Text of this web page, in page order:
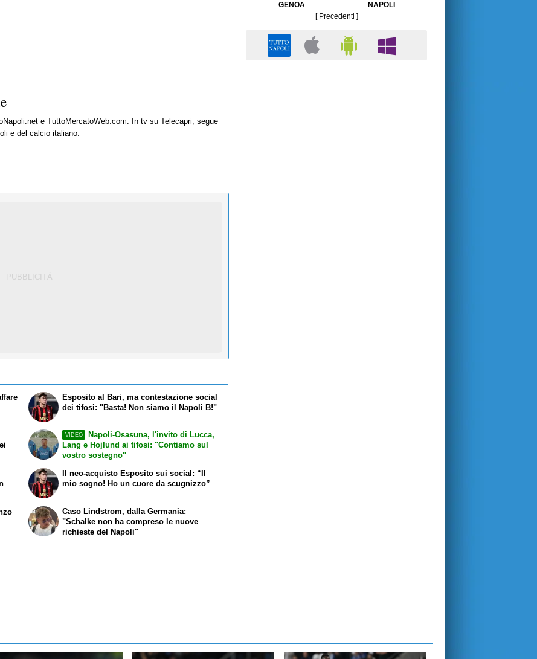
e TuttoMercatoWeb.com. In tv su Telecapri, segue
e del calcio italiano.
Esposito al Bari, ma contestazione social
dei tifosi: "Basta! Non siamo il Napoli B!"
VIDEO
Napoli-Osasuna, l'invito di Lucca,
Lang e Hojlund ai tifosi: "Contiamo sul
vostro sostegno"
Il neo-acquisto Esposito sui social: “Il
mio sogno! Ho un cuore da scugnizzo”
Caso Lindstrom, dalla Germania:
"Schalke non ha compreso le nuove
richieste del Napoli"
GENOA
NAPOLI
[ Precedenti ]